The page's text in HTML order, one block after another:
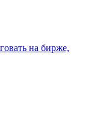
на бирже,